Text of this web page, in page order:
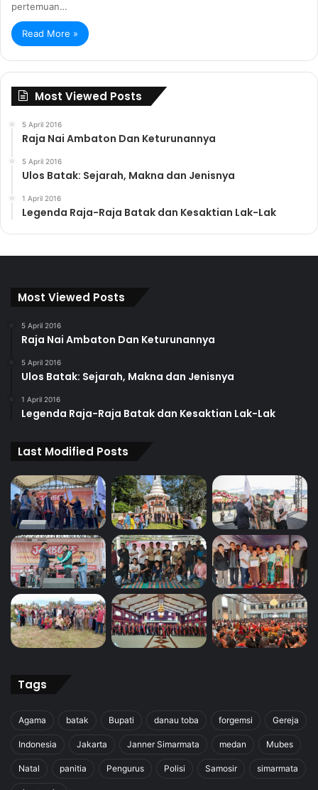
pertemuan…
Read More »
Most Viewed Posts
5 April 2016
Raja Nai Ambaton Dan Keturunannya
5 April 2016
Ulos Batak: Sejarah, Makna dan Jenisnya
1 April 2016
Legenda Raja-Raja Batak dan Kesaktian Lak-Lak
Most Viewed Posts
5 April 2016
Raja Nai Ambaton Dan Keturunannya
5 April 2016
Ulos Batak: Sejarah, Makna dan Jenisnya
1 April 2016
Legenda Raja-Raja Batak dan Kesaktian Lak-Lak
Last Modified Posts
Tags
Agama batak Bupati danau toba forgemsi Gereja
Indonesia Jakarta Janner Simarmata medan Mubes
Natal panitia Pengurus Polisi Samosir simarmata